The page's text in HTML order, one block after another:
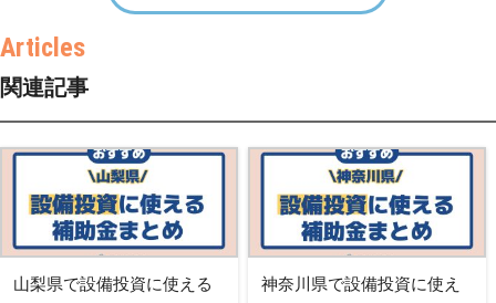
関連記事
山梨県で設備投資に使える
神奈川県で設備投資に使え